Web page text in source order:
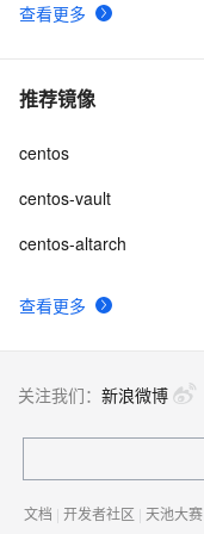
查看更多
推荐镜像
查看更多
centos
centos-vault
centos-altarch
关注我们： 新浪微博
文档 | 开发者社区 | 天池大赛